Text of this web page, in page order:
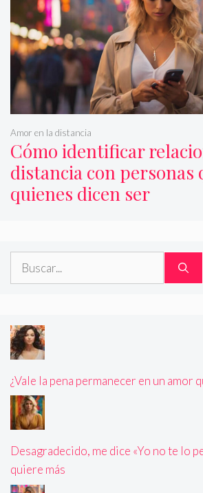
Cómo identificar
distancia con personas
quienes dicen ser
Amor en la distancia
Buscar:
¿Vale la pena permanecer en un amor
Desagradecido, me dice «Yo no te lo
quiere más